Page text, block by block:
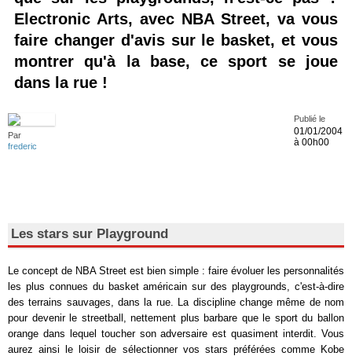
Electronic Arts, avec NBA Street, va vous
faire changer d'avis sur le basket, et vous
montrer qu'à la base, ce sport se joue
dans la rue !
Par
frederic
Publié le
01/01/2004
à 00h00
Les stars sur Playground
Le concept de NBA Street est bien simple : faire évoluer les personnalités
les plus connues du basket américain sur des playgrounds, c'est-à-dire
des terrains sauvages, dans la rue. La discipline change même de nom
pour devenir le streetball, nettement plus barbare que le sport du ballon
orange dans lequel toucher son adversaire est quasiment interdit. Vous
aurez ainsi le loisir de sélectionner vos stars préférées comme Kobe